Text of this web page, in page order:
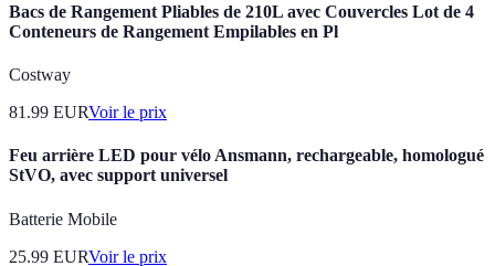
Bacs de Rangement Pliables de 210L avec Couvercles Lot de 4
Conteneurs de Rangement Empilables en Pl
Costway
81.99 EURVoir le prix
Feu arrière LED pour vélo Ansmann, rechargeable, homologué
StVO, avec support universel
Batterie Mobile
25.99 EURVoir le prix